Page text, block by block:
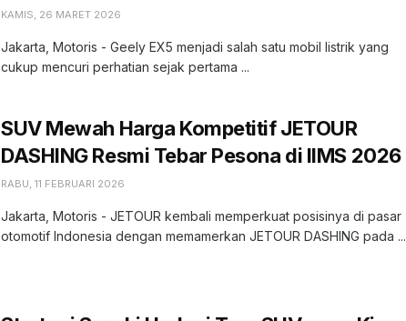
KAMIS, 26 MARET 2026
Jakarta, Motoris - Geely EX5 menjadi salah satu mobil listrik yang
cukup mencuri perhatian sejak pertama ...
SUV Mewah Harga Kompetitif JETOUR
DASHING Resmi Tebar Pesona di IIMS 2026
RABU, 11 FEBRUARI 2026
Jakarta, Motoris - JETOUR kembali memperkuat posisinya di pasar
otomotif Indonesia dengan memamerkan JETOUR DASHING pada ...